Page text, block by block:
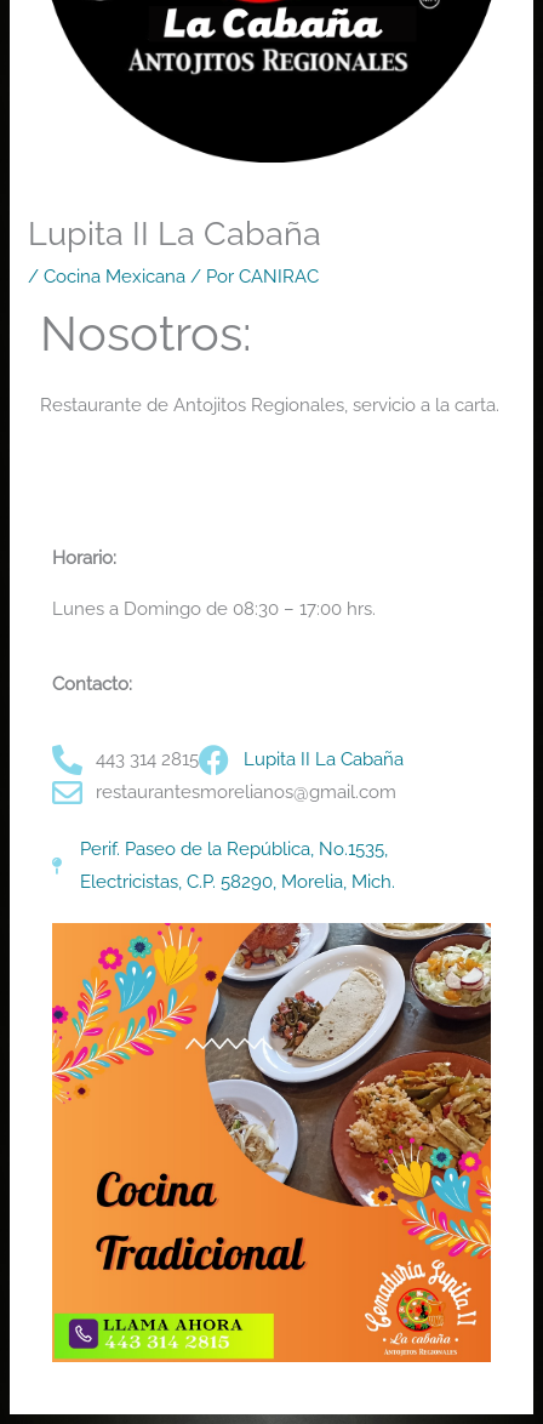
Lupita II La Cabaña
/Cocina Mexicana / PorCANIRAC
Nosotros:
Restaurante de Antojitos Regionales, servicio a la carta.
Horario:
Lunes a Domingo de 08:30 – 17:00 hrs.
Contacto:
443 314 2815
Lupita II La Cabaña
restaurantesmorelianos@gmail.com
Perif. Paseo de la República, No.1535,
Electricistas, C.P. 58290, Morelia, Mich.